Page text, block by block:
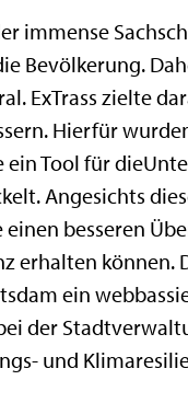
immense
Bevölkerung.
ExTrass zielte
Hierfür
Tool für
Angesichts
besseren
erhalten können.
ein
der
und